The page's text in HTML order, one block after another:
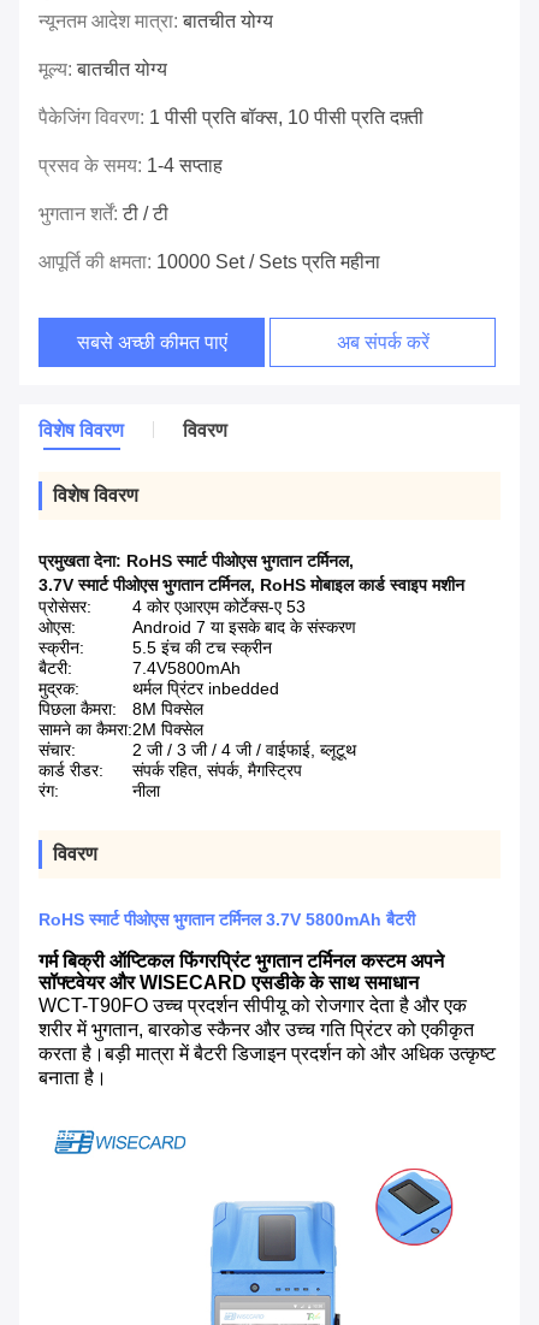
न्यूनतम आदेश मात्रा:बातचीत योग्य
मूल्य:बातचीत योग्य
पैकेजिंग विवरण: 1 पीसी प्रति बॉक्स, 10 पीसी प्रति दफ़्ती
प्रसव के समय: 1-4 सप्ताह
भुगतान शर्तें:टी / टी
आपूर्ति की क्षमता: 10000 Set / Sets प्रति महीना
सबसे अच्छी कीमत पाएं अब संपर्क करें
विशेष विवरण विवरण
विशेष विवरण
प्रमुखता देना: RoHS स्मार्ट पीओएस भुगतान टर्मिनल,
3.7V स्मार्ट पीओएस भुगतान टर्मिनल, RoHS मोबाइल कार्ड स्वाइप मशीन
प्रोसेसर:
4 कोर एआरएम कोर्टेक्स-ए 53
ओएस:
Android 7 या इसके बाद के संस्करण
स्क्रीन:
5.5 इंच की टच स्क्रीन
बैटरी:
7.4V5800mAh
मुद्रक:
थर्मल प्रिंटर inbedded
पिछला कैमरा:
8M पिक्सेल
सामने का कैमरा:2M पिक्सेल
संचार:
2 जी / 3 जी / 4 जी / वाईफाई, ब्लूटूथ
कार्ड रीडर:
संपर्क रहित, संपर्क, मैगस्ट्रिप
रंग:
नीला
विवरण
RoHS स्मार्ट पीओएस भुगतान टर्मिनल 3.7V 5800mAh बैटरी
गर्म बिक्री ऑप्टिकल फिंगरप्रिंट भुगतान टर्मिनल कस्टम अपने
सॉफ्टवेयर और WISECARD एसडीके के साथ समाधान
WCT-T90FO उच्च प्रदर्शन सीपीयू को रोजगार देता है और एक
शरीर में भुगतान, बारकोड स्कैनर और उच्च गति प्रिंटर को एकीकृत
करता है।बड़ी मात्रा में बैटरी डिजाइन प्रदर्शन को और अधिक उत्कृष्ट
बनाता है।